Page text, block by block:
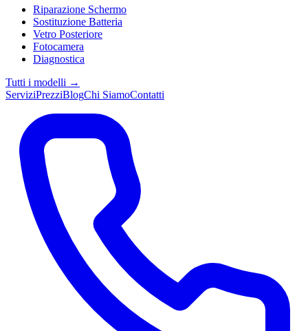
Riparazione Schermo
Sostituzione Batteria
Vetro Posteriore
Fotocamera
Diagnostica
Tutti i modelli →
ServiziPrezziBlogChi SiamoContatti